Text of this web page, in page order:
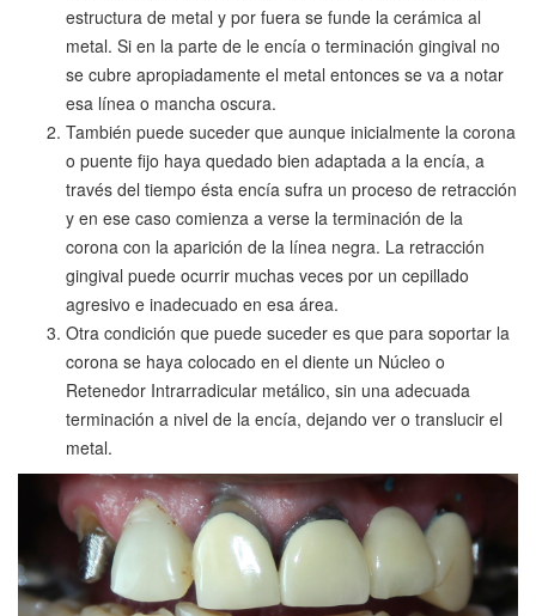
estructura de metal y por fuera se funde la cerámica al
metal. Si en la parte de le encía o terminación gingival no
se cubre apropiadamente el metal entonces se va a notar
esa línea o mancha oscura.
También puede suceder que aunque inicialmente la corona
o puente fijo haya quedado bien adaptada a la encía, a
través del tiempo ésta encía sufra un proceso de retracción
y en ese caso comienza a verse la terminación de la
corona con la aparición de la línea negra. La retracción
gingival puede ocurrir muchas veces por un cepillado
agresivo e inadecuado en esa área.
Otra condición que puede suceder es que para soportar la
corona se haya colocado en el diente un Núcleo o
Retenedor Intrarradicular metálico, sin una adecuada
terminación a nivel de la encía, dejando ver o translucir el
metal.